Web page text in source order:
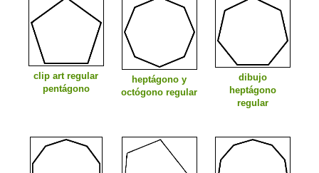
clip art regular
pentágono
heptágono y
octógono regular
dibujo
heptágono
regular